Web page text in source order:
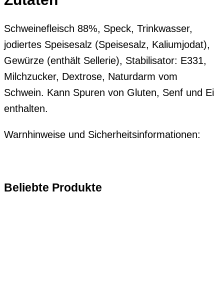
Schweinefleisch 88%, Speck, Trinkwasser,
jodiertes Speisesalz (Speisesalz, Kaliumjodat),
Gewürze (enthält Sellerie), Stabilisator: E331,
Milchzucker, Dextrose, Naturdarm vom
Schwein. Kann Spuren von Gluten, Senf und Ei
enthalten.
Warnhinweise und Sicherheitsinformationen:
Beliebte Produkte